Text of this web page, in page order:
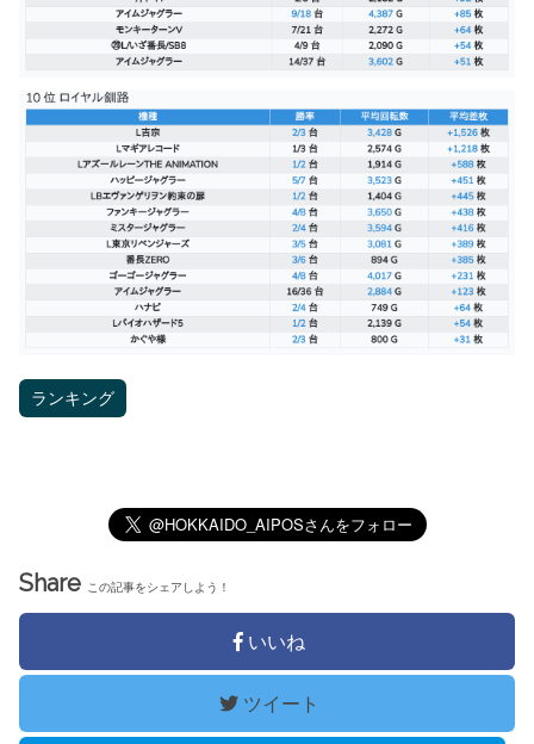
ランキング
Share この記事をシェアしよう！
いいね
ツイート